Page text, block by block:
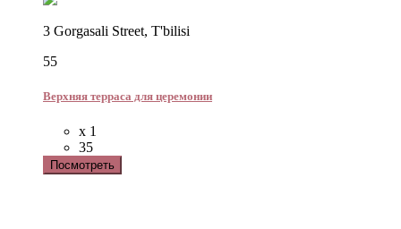
3 Gorgasali Street, T'bilisi
55
Верхняя терраса для церемонии
x 1
35
Посмотреть